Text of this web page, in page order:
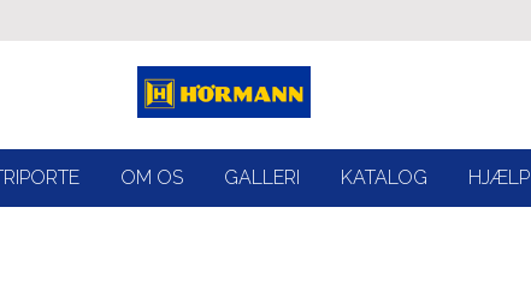
OM OS GALLERI KATALOG HJÆLP